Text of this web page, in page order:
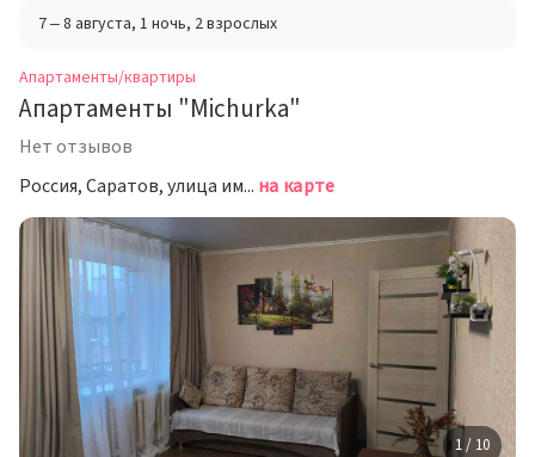
7 – 8 августа, 1 ночь, 2 взрослых
Апартаменты/квартиры
Апартаменты "Michurka"
Нет отзывов
Россия, Саратов, улица имени И.В. Мичурина, 122 на карте
1 / 10